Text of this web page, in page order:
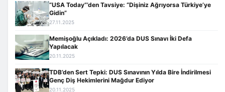
“USA Today”’den Tavsiye: “Dişiniz Ağrıyorsa Türkiye’ye
Gidin”
27.11.2025
Memişoğlu Açıkladı: 2026’da DUS Sınavı İki Defa
Yapılacak
20.11.2025
TDB’den Sert Tepki: DUS Sınavının Yılda Bire İndirilmesi
Genç Diş Hekimlerini Mağdur Ediyor
20.11.2025